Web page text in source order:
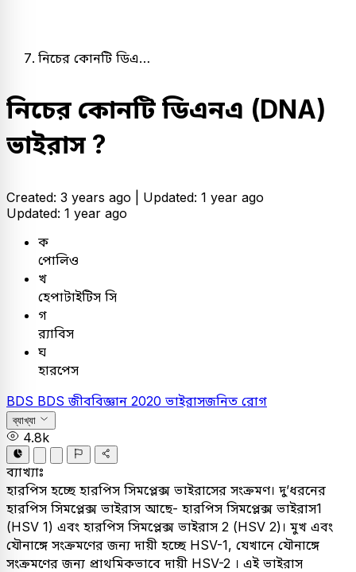
নিচের কোনটি ডিএ…
নিচের কোনটি ডিএনএ (DNA)
ভাইরাস ?
Created: 3 years ago | Updated: 1 year ago
Updated: 1 year ago
ক
পোলিও
খ
হেপাটাইটিস সি
গ
র‍্যাবিস
ঘ
হারপেস
BDS BDSজীববিজ্ঞান 2020 ভাইরাসজনিত রোগ
ব্যাখ্যা
4.8k
ব্যাখ্যাঃ
হারপিস হচ্ছে হারপিস সিমপ্লেক্স ভাইরাসের সংক্রমণ। দু’ধরনের
হারপিস সিমপ্লেক্স ভাইরাস আছে- হারপিস সিমপ্লেক্স ভাইরাস1
(HSV 1) এবং হারপিস সিমপ্লেক্স ভাইরাস 2 (HSV 2)। মুখ এবং
যৌনাঙ্গে সংক্রমণের জন্য দায়ী হচ্ছে HSV-1, যেখানে যৌনাঙ্গে
সংক্রমণের জন্য প্রাথমিকভাবে দায়ী HSV-2 । এই ভাইরাস